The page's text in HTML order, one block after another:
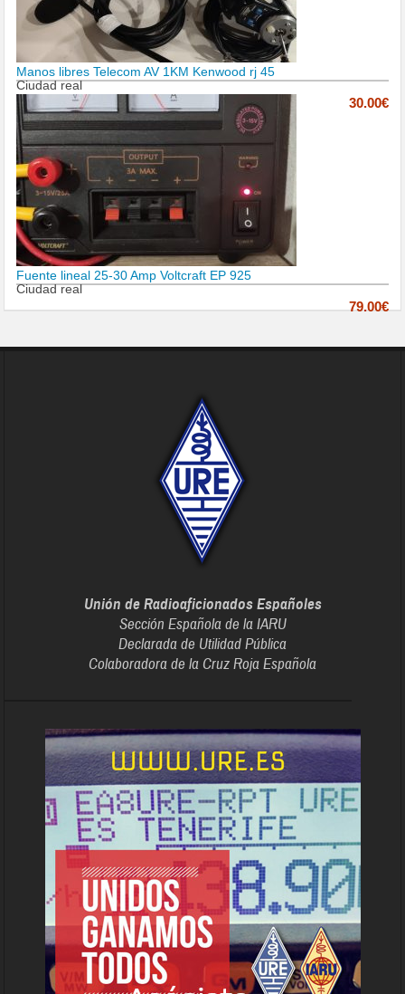
Manos libres Telecom AV 1KM Kenwood rj 45
Ciudad real
30.00€
Fuente lineal 25-30 Amp Voltcraft EP 925
Ciudad real
79.00€
Unión de Radioaficionados Españoles
Sección Española de la IARU
Declarada de Utilidad Pública
Colaboradora de la Cruz Roja Española